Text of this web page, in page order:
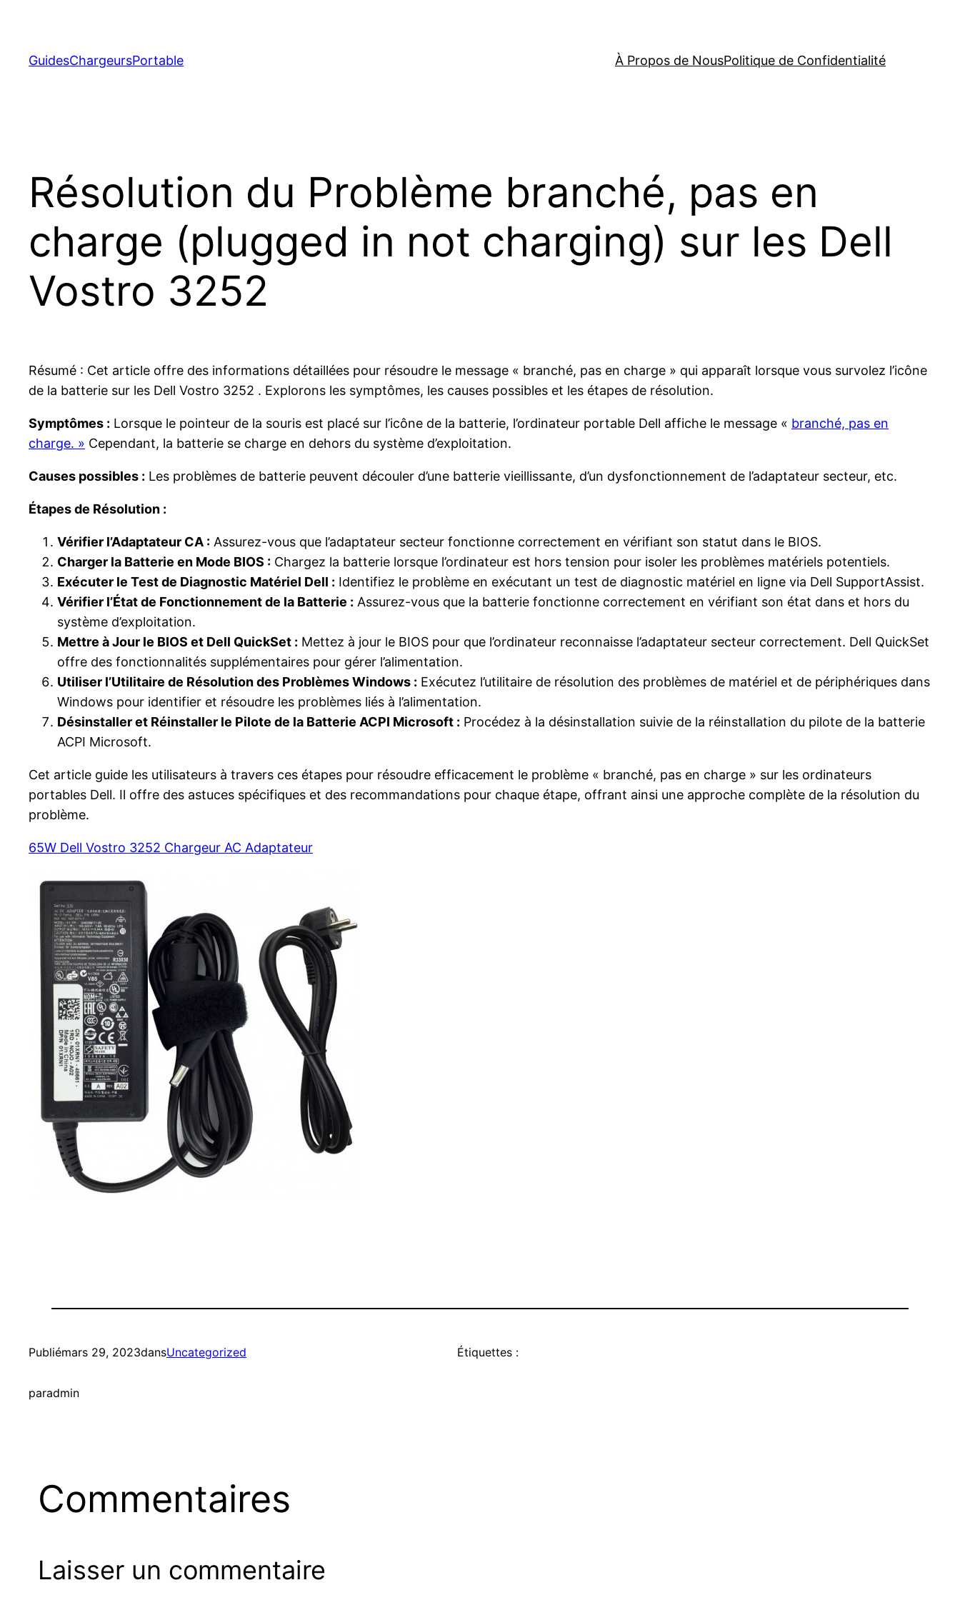
contenu
GuidesChargeursPortable À Propos de NousPolitique de Confidentialité
Résolution du Problème branché, pas en
charge (plugged in not charging) sur les Dell
Vostro 3252
Résumé : Cet article offre des informations détaillées pour résoudre le message « branché, pas en charge » qui apparaît lorsque vous survolez l’icône
de la batterie sur les Dell Vostro 3252 . Explorons les symptômes, les causes possibles et les étapes de résolution.
Symptômes : Lorsque le pointeur de la souris est placé sur l’icône de la batterie, l’ordinateur portable Dell affiche le message « branché, pas en
charge. » Cependant, la batterie se charge en dehors du système d’exploitation.
Causes possibles : Les problèmes de batterie peuvent découler d’une batterie vieillissante, d’un dysfonctionnement de l’adaptateur secteur, etc.
Étapes de Résolution :
Vérifier l’Adaptateur CA : Assurez-vous que l’adaptateur secteur fonctionne correctement en vérifiant son statut dans le BIOS.
Charger la Batterie en Mode BIOS : Chargez la batterie lorsque l’ordinateur est hors tension pour isoler les problèmes matériels potentiels.
Exécuter le Test de Diagnostic Matériel Dell : Identifiez le problème en exécutant un test de diagnostic matériel en ligne via Dell SupportAssist.
Vérifier l’État de Fonctionnement de la Batterie : Assurez-vous que la batterie fonctionne correctement en vérifiant son état dans et hors du
système d’exploitation.
Mettre à Jour le BIOS et Dell QuickSet : Mettez à jour le BIOS pour que l’ordinateur reconnaisse l’adaptateur secteur correctement. Dell QuickSet
offre des fonctionnalités supplémentaires pour gérer l’alimentation.
Utiliser l’Utilitaire de Résolution des Problèmes Windows : Exécutez l’utilitaire de résolution des problèmes de matériel et de périphériques dans
Windows pour identifier et résoudre les problèmes liés à l’alimentation.
Désinstaller et Réinstaller le Pilote de la Batterie ACPI Microsoft : Procédez à la désinstallation suivie de la réinstallation du pilote de la batterie
ACPI Microsoft.
Cet article guide les utilisateurs à travers ces étapes pour résoudre efficacement le problème « branché, pas en charge » sur les ordinateurs
portables Dell. Il offre des astuces spécifiques et des recommandations pour chaque étape, offrant ainsi une approche complète de la résolution du
problème.
65W Dell Vostro 3252 Chargeur AC Adaptateur
Publiémars 29, 2023dansUncategorized
paradmin
Étiquettes :
Commentaires
Laisser un commentaire